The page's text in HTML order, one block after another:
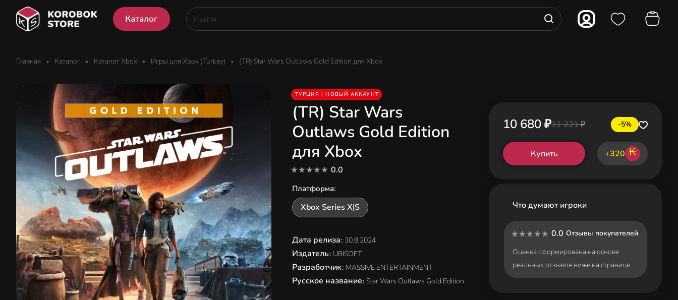
Каталог
Главная Каталог Каталог Xbox Игры для Xbox (Turkey) (TR) Star Wars Outlaws Gold Edition для Xbox
ТУРЦИЯ | НОВЫЙ АККАУНТ
(TR) Star Wars
Outlaws Gold Edition
для Xbox
0.0
Платформа:
Xbox Series X|S
Дата релиза: 30.8.2024
Издатель: UBISOFT
Разработчик: MASSIVE ENTERTAINMENT
Русское название: Star Wars Outlaws Gold Edition
10 680 ₽11 221 ₽ -5%
Купить +320 ₭
Что думают игроки
0.0 Отзывы покупателей
Оценка сформирована на основе
реальных отзывов ниже на странице.